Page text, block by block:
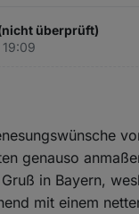
überprüft)
genauso
in Bayern,
mit einem